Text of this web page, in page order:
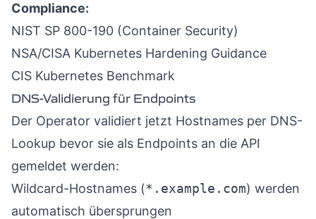
Compliance:
NIST SP 800-190 (Container Security)
NSA/CISA Kubernetes Hardening Guidance
CIS Kubernetes Benchmark
DNS-Validierung für Endpoints
Der Operator validiert jetzt Hostnames per DNS-
Lookup bevor sie als Endpoints an die API
gemeldet werden:
Wildcard-Hostnames (*.example.com) werden
automatisch übersprungen